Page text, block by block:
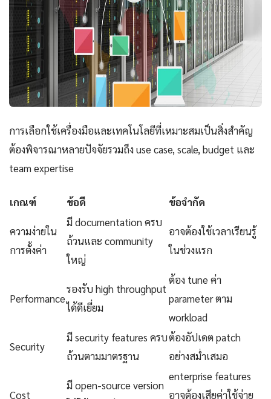
การเลือกใช้เครื่องมือและเทคโนโลยีที่เหมาะสมเป็นสิ่งสำคัญ
ต้องพิจารณาหลายปัจจัยรวมถึง use case, scale, budget และ
team expertise
เกณฑ์ ข้อดี ข้อจำกัด
ความง่ายใน
การตั้งค่า
มี documentation ครบ
ถ้วนและ community
ใหญ่
อาจต้องใช้เวลาเรียนรู้
ในช่วงแรก
Performance
รองรับ high throughput
ได้ดีเยี่ยม
ต้อง tune ค่า
parameter ตาม
workload
Security
มี security features ครบ
ถ้วนตามมาตรฐาน
ต้องอัปเดต patch
อย่างสม่ำเสมอ
Cost
มี open-source version
enterprise features
อาจต้องเสียค่าใช้จ่าย